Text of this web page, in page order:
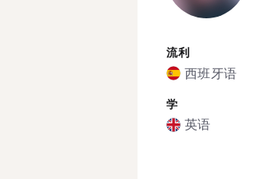
流利
西班牙语
学
英语